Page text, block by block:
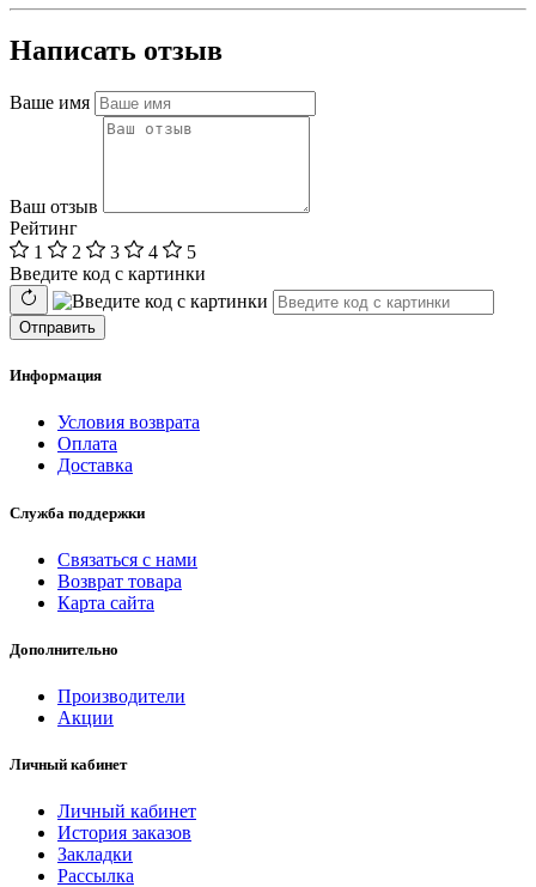
Написать отзыв
Ваше имя
Ваш отзыв
Рейтинг
1
2 3 4
5
Введите код с картинки
Отправить
Информация
Условия возврата
Оплата
Доставка
Служба поддержки
Связаться с нами
Возврат товара
Карта сайта
Дополнительно
Производители
Акции
Личный кабинет
Личный кабинет
История заказов
Закладки
Рассылка